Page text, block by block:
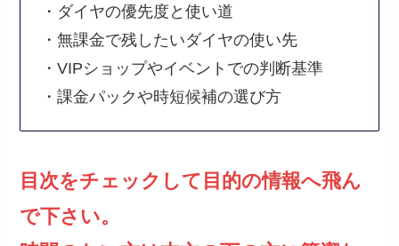
・ダイヤの優先度と使い道
・無課金で残したいダイヤの使い先
・VIPショップやイベントでの判断基準
・課金パックや時短候補の選び方
目次をチェックして目的の情報へ飛ん
で下さい。